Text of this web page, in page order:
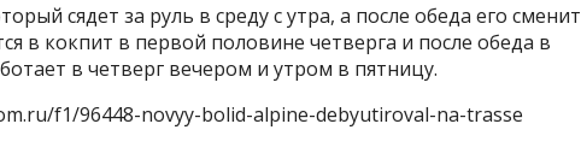
сядет за руль в среду с утра, а после обеда его сменит
в кокпит в первой половине четверга и после обеда в
в четверг вечером и утром в пятницу.
f1/96448-novyy-bolid-alpine-debyutiroval-na-trasse